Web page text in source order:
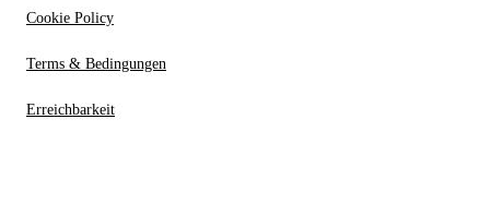
Cookie Policy
Terms & Bedingungen
Erreichbarkeit